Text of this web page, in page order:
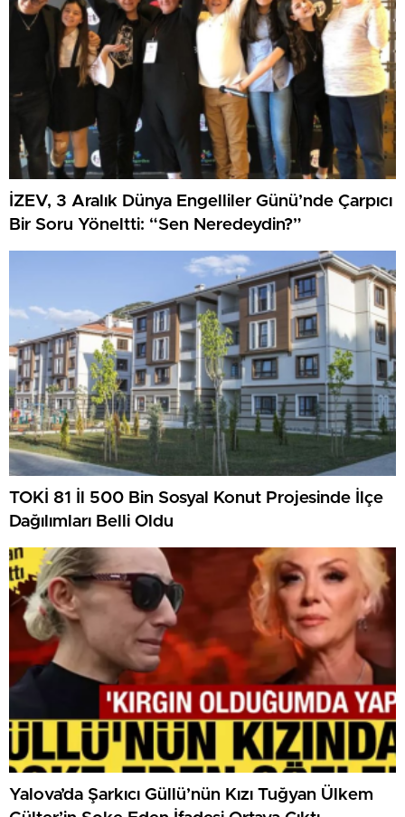
İZEV, 3 Aralık Dünya Engelliler Günü’nde Çarpıcı
Bir Soru Yöneltti: “Sen Neredeydin?”
TOKİ 81 İl 500 Bin Sosyal Konut Projesinde İlçe
Dağılımları Belli Oldu
Yalova’da Şarkıcı Güllü’nün Kızı Tuğyan Ülkem